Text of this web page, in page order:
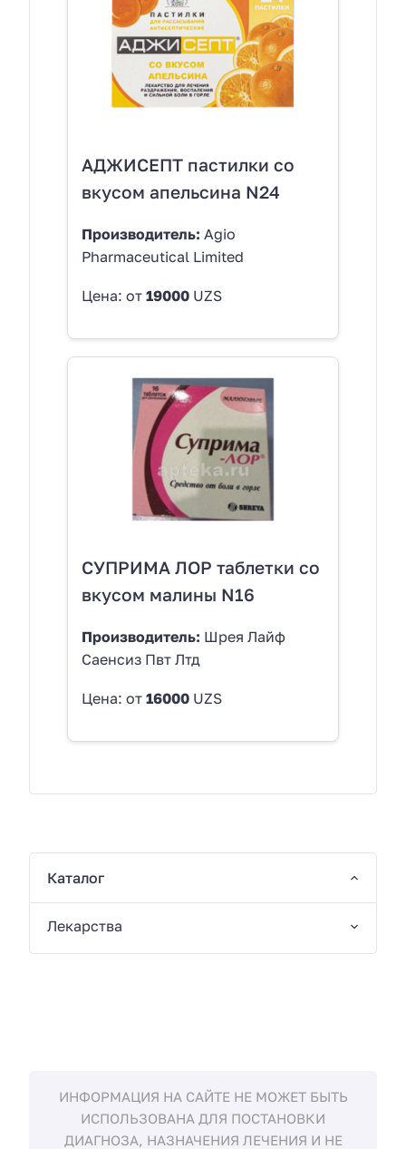
АДЖИСЕПТ пастилки со
вкусом апельсина N24
Производитель: Agio
Pharmaceutical Limited
Цена: от 19000 UZS
СУПРИМА ЛОР таблетки со
вкусом малины N16
Производитель: Шрея Лайф
Саенсиз Пвт Лтд
Цена: от 16000 UZS
Каталог
Лекарства
ИНФОРМАЦИЯ НА САЙТЕ НЕ МОЖЕТ БЫТЬ
ИСПОЛЬЗОВАНА ДЛЯ ПОСТАНОВКИ
ДИАГНОЗА, НАЗНАЧЕНИЯ ЛЕЧЕНИЯ И НЕ